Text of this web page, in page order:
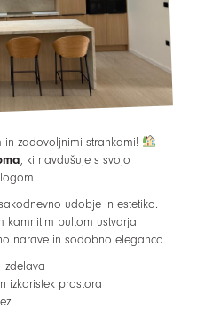
in zadovoljnimi strankami!
, ki navdušuje s svojo
udobje in estetiko.
kamnitim pultom ustvarja
narave in sodobno eleganco.
izkoristek prostora